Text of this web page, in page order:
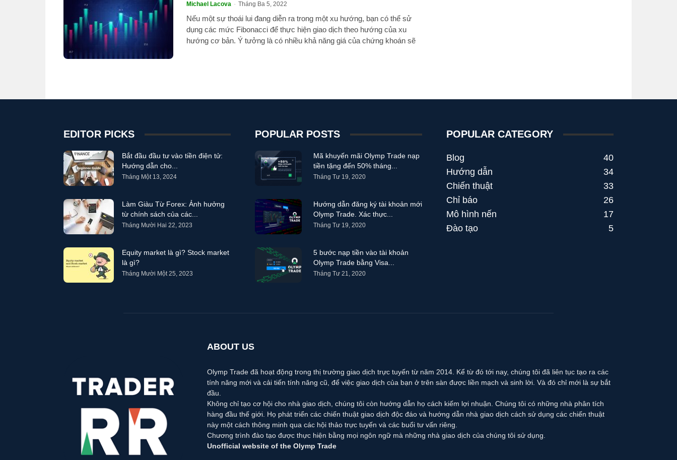
Michael Lacova - Tháng Ba 5, 2022
Nếu một sự thoái lui đang diễn ra trong một xu hướng, bạn có thể sử
dụng các mức Fibonacci để thực hiện giao dịch theo hướng của xu
hướng cơ bản. Ý tưởng là có nhiều khả năng giá của chứng khoán sẽ
EDITOR PICKS
Bắt đầu đầu tư vào tiền điện tử:
Hướng dẫn cho...
Tháng Một 13, 2024
Làm Giàu Từ Forex: Ảnh hưởng
từ chính sách của các...
Tháng Mười Hai 22, 2023
Equity market là gì? Stock market
là gì?
Tháng Mười Một 25, 2023
POPULAR POSTS
Mã khuyến mãi Olymp Trade nạp
tiền tặng đến 50% tháng...
Tháng Tư 19, 2020
Hướng dẫn đăng ký tài khoản mới
Olymp Trade. Xác thực...
Tháng Tư 19, 2020
5 bước nạp tiền vào tài khoản
Olymp Trade bằng Visa...
Tháng Tư 21, 2020
POPULAR CATEGORY
Blog
40
Hướng dẫn
34
Chiến thuật
33
Chỉ báo
26
Mô hình nến
17
Đào tạo
5
ABOUT US
Olymp Trade đã hoạt động trong thị trường giao dịch trực tuyến từ năm 2014. Kể từ đó tới nay, chúng tôi đã liên tục tạo ra các
tính năng mới và cải tiến tính năng cũ, để việc giao dịch của bạn ở trên sàn được liền mạch và sinh lời. Và đó chỉ mới là sự bắt
đầu.
Không chỉ tạo cơ hội cho nhà giao dịch, chúng tôi còn hướng dẫn họ cách kiếm lợi nhuận. Chúng tôi có những nhà phân tích
hàng đầu thế giới. Họ phát triển các chiến thuật giao dịch độc đáo và hướng dẫn nhà giao dịch cách sử dụng các chiến thuật
này một cách thông minh qua các hội thảo trực tuyến và các buổi tư vấn riêng.
Chương trình đào tạo được thực hiện bằng mọi ngôn ngữ mà những nhà giao dịch của chúng tôi sử dụng.
Unofficial website of the Olymp Trade